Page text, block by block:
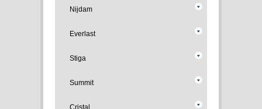
Nijdam
Everlast
Stiga
Summit
Cristal